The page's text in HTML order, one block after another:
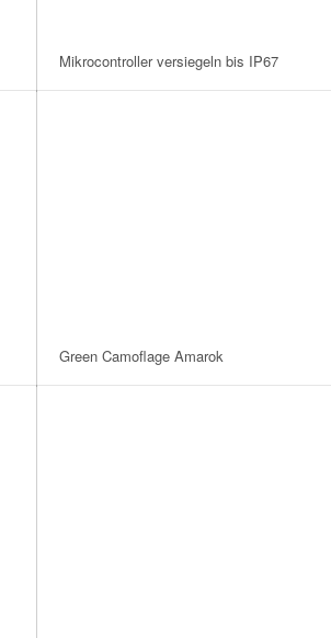
Mikrocontroller versiegeln bis IP67
Green Camoflage Amarok